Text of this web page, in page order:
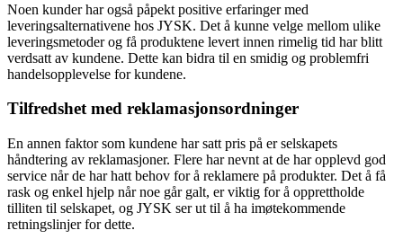
Noen kunder har også påpekt positive erfaringer med
leveringsalternativene hos JYSK. Det å kunne velge mellom ulike
leveringsmetoder og få produktene levert innen rimelig tid har blitt
verdsatt av kundene. Dette kan bidra til en smidig og problemfri
handelsopplevelse for kundene.
Tilfredshet med reklamasjonsordninger
En annen faktor som kundene har satt pris på er selskapets
håndtering av reklamasjoner. Flere har nevnt at de har opplevd god
service når de har hatt behov for å reklamere på produkter. Det å få
rask og enkel hjelp når noe går galt, er viktig for å opprettholde
tilliten til selskapet, og JYSK ser ut til å ha imøtekommende
retningslinjer for dette.